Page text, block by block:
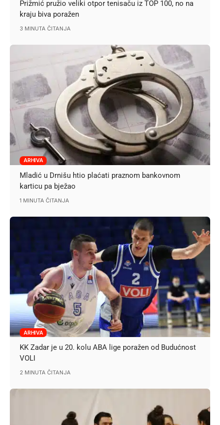
Prižmić pružio veliki otpor tenisaču iz TOP 100, no na
kraju biva poražen
3 MINUTA ČITANJA
ARHIVA
Mladić u Drnišu htio plaćati praznom bankovnom
karticu pa bježao
1 MINUTA ČITANJA
ARHIVA
KK Zadar je u 20. kolu ABA lige poražen od Budućnost
VOLI
2 MINUTA ČITANJA